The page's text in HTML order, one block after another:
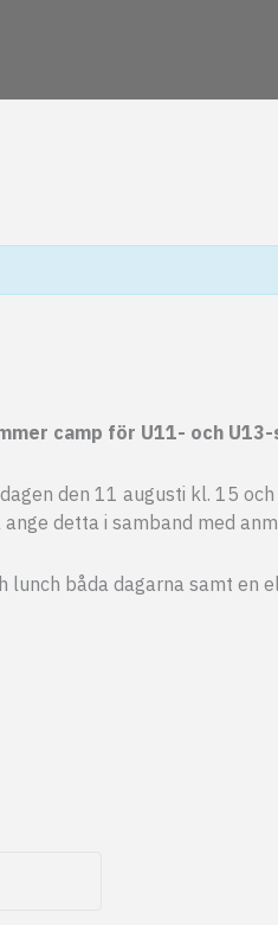
camp för U11- och
den 11 augusti kl. 15
detta i samband med
lunch båda dagarna samt en